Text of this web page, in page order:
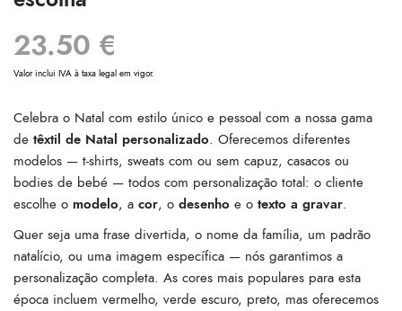
23.50 €
Valor inclui IVA à taxa legal em vigor.
Celebra o Natal com estilo único e pessoal com a nossa gama
de têxtil de Natal personalizado. Oferecemos diferentes
modelos — t-shirts, sweats com ou sem capuz, casacos ou
bodies de bebé — todos com personalização total: o cliente
escolhe o modelo, a cor, o desenho e o texto a gravar.
Quer seja uma frase divertida, o nome da família, um padrão
natalício, ou uma imagem específica — nós garantimos a
personalização completa. As cores mais populares para esta
época incluem vermelho, verde escuro, preto, mas oferecemos